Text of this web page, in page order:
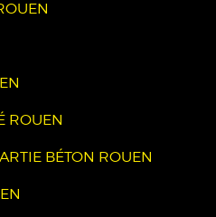
ROUEN
BÉTON ROUEN